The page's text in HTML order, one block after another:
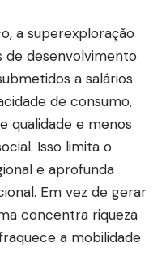
a superexploração
desenvolvimento
a salários
de consumo,
qualidade e menos
Isso limita o
e aprofunda
Em vez de gerar
concentra riqueza
a mobilidade